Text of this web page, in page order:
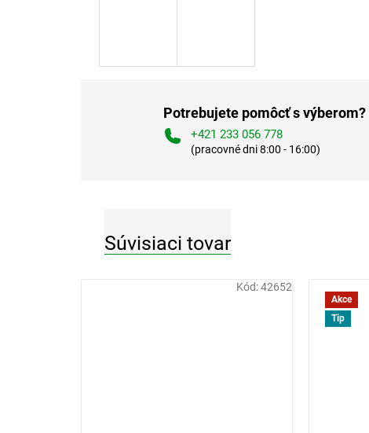
Potrebujete pomôcť s výberom?
+421 233 056 778
(pracovné dni 8:00 - 16:00)
Súvisiaci tovar
Kód:42652
Akce
Tip